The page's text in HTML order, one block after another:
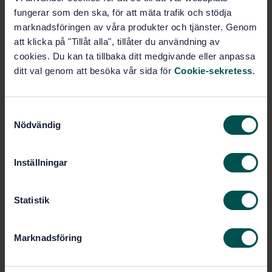
fungerar som den ska, för att mäta trafik och stödja
marknadsföringen av våra produkter och tjänster. Genom
att klicka på "Tillåt alla", tillåter du användning av
cookies. Du kan ta tillbaka ditt medgivande eller anpassa
ditt val genom att besöka vår sida för Cookie-sekretess.
Nödvändig
Inställningar
Statistik
Marknadsföring
Fler alternativ
Produktinformation
Språk: Engelska
Oorganiska ytbeläggningar,
SIS/TK 116
thickness - Microscopical method (ISO
Artikelnummer:
Fastställd:2004-06-18
Ersätter: SS-ISO 1463,SS-EN ISO 1463